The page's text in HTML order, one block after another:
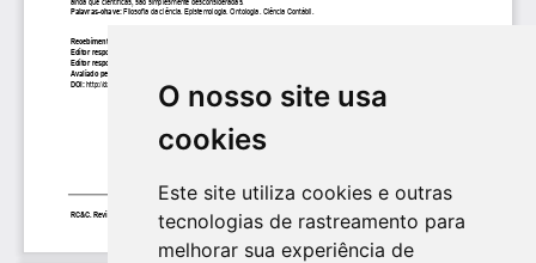
O nosso site usa
cookies
Este site utiliza cookies e outras
tecnologias de rastreamento para
melhorar sua experiência de